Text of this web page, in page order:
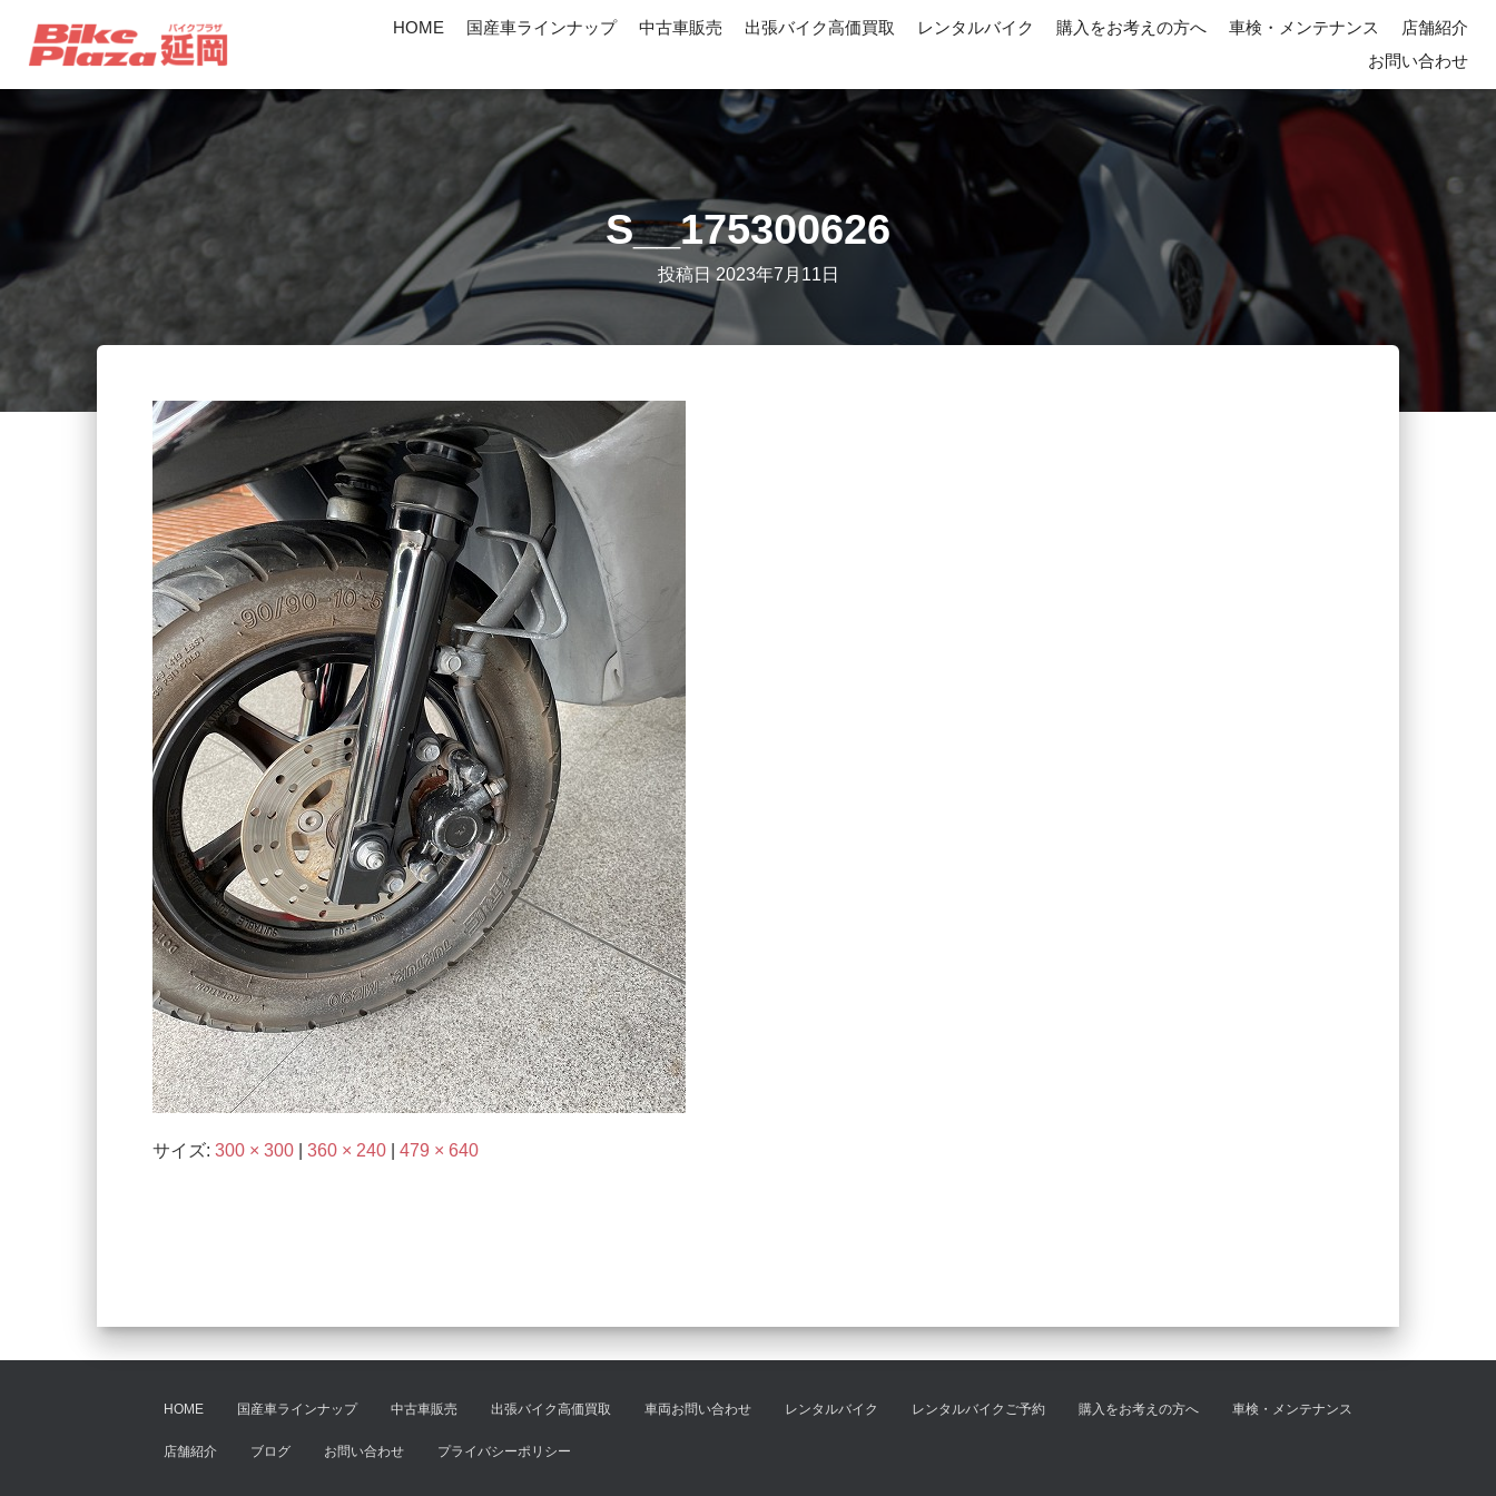
HOME 国産車ラインナップ 中古車販売 出張バイク高価買取 レンタルバイク 購入をお考えの方へ 車検・メンテナンス
店舗紹介
お問い合わせ
S__175300626
投稿日2023年7月11日
サイズ: 300 × 300 360 × 240 479 × 640
HOME 国産車ラインナップ 中古車販売 出張バイク高価買取 車両お問い合わせ レンタルバイク レンタルバイクご予約 購入をお考えの方へ 車検・メンテナンス
店舗紹介 ブログ お問い合わせ プライバシーポリシー